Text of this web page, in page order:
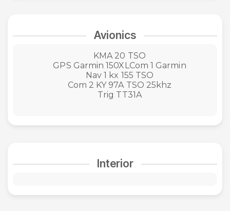
Avionics
KMA 20 TSO
GPS Garmin 150XLCom 1 Garmin
Nav 1 kx 155 TSO
Com 2 KY 97A TSO 25khz
Trig TT31A
Interior